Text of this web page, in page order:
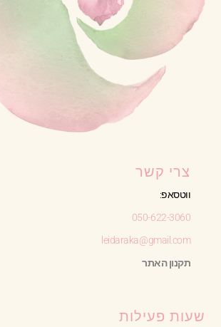
צרי קשר
ווטסאפ:
050-622-3060
leidaraka@gmail.com
תקנון האתר
שעות פעילות